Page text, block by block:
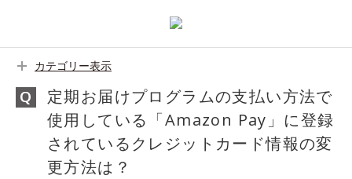
カテゴリー表示
定期お届けプログラムの支払い方法で
使用している「Amazon Pay」に登録
されているクレジットカード情報の変
更方法は？